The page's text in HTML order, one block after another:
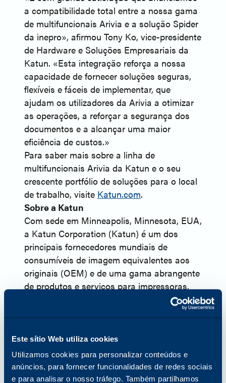
Este sítio Web utiliza cookies
Utilizamos cookies para personalizar conteúdos e
anúncios, para fornecer funcionalidades de redes sociais
e para analisar o nosso tráfego. Também partilhamos
a compatibilidade total entre a nossa gama
de multifuncionais Arivia e a solução Spider
da inepro», afirmou Tony Ko, vice-presidente
de Hardware e Soluções Empresariais da
Katun. «Esta integração reforça a nossa
capacidade de fornecer soluções seguras,
flexíveis e fáceis de implementar, que
ajudam os utilizadores da Arivia a otimizar
as operações, a reforçar a segurança dos
documentos e a alcançar uma maior
eficiência de custos.»
Para saber mais sobre a linha de
multifuncionais Arivia da Katun e o seu
crescente portfólio de soluções para o local
de trabalho, visite Katun.com.
Sobre a Katun
Com sede em Minneapolis, Minnesota, EUA,
a Katun Corporation (Katun) é um dos
principais fornecedores mundiais de
consumíveis de imagem equivalentes aos
originais (OEM) e de uma gama abrangente
de produtos e serviços para impressoras,
multifuncionais (MFP). Em 2024, a Katun
A Katun conta com mais de 45 anos de
experiência no setor da tecnologia de
escritório e atende aproximadamente 8.000
parceiros revendedores e distribuidores em